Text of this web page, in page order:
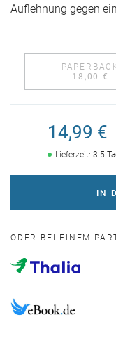
Auflehnung gegen
18,00 €
14,99 €
Lieferzeit: 3-5
IN
ODER BEI EINEM